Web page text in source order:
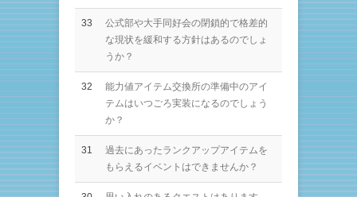
33
公式部や大手同好会の閉鎖的で格差的
な現状を緩和する方針はあるのでしょ
うか？
32
能力値アイテム交換所の準備中のアイ
テムはいつごろ実装になるのでしょう
か？
31
過去にあったランクアップアイテムを
もらえるイベントはできませんか？